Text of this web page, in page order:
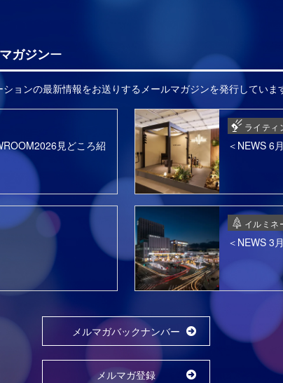
ガジン
ョンの最新情報をお送りするメールマガジンを発行していま
見どころ紹
ライティ
＜NEWS 6
イルミネ
＜NEWS 3
メルマガバックナンバー
メルマガ登録